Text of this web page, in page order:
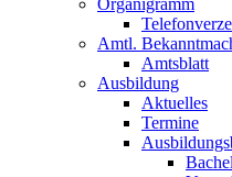
Organigramm
Amtl.
Amtsblatt
Ausbildung
Aktuelles
Termine